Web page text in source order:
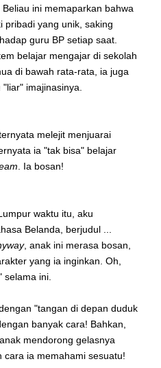
ini memaparkan bahwa
pribadi yang unik, saking
guru BP setiap saat.
belajar mengajar di sekolah
di bawah rata-rata, ia juga
imajinasinya.
melejit menjuarai
ia "tak bisa" belajar
. Ia bosan!
waktu itu, aku
Belanda, berjudul ...
, anak ini merasa bosan,
yang ia inginkan. Oh,
selama ini.
"tangan di depan duduk
banyak cara! Bahkan,
mendorong gelasnya
cara ia memahami sesuatu!